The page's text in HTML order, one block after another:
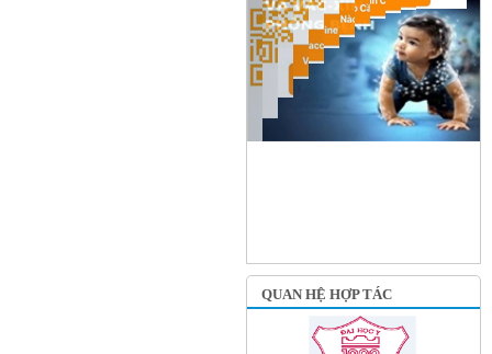
QUAN HỆ HỢP TÁC